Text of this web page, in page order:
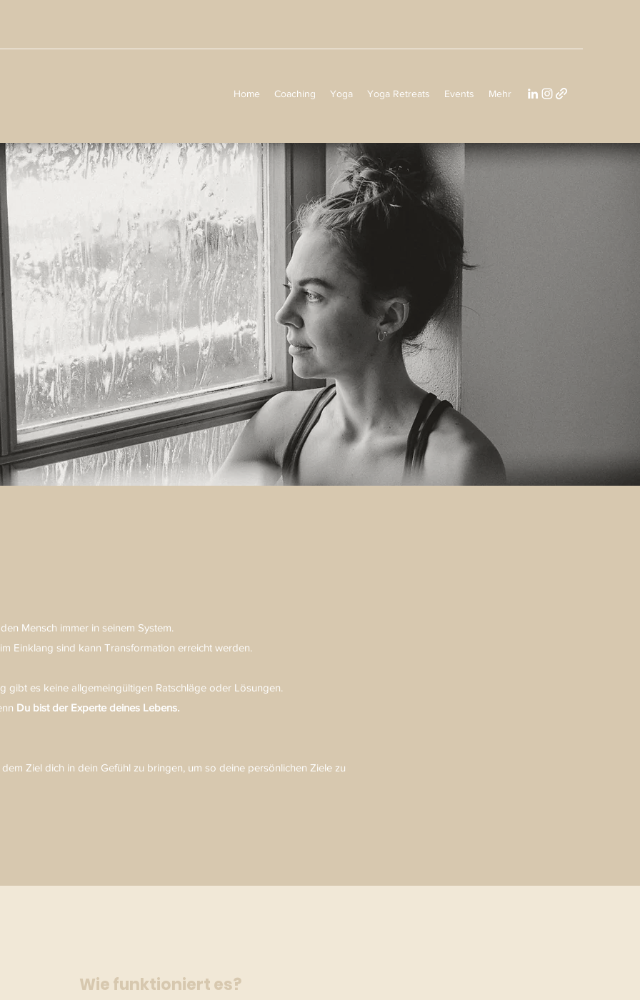
Home Coaching Yoga Yoga Retreats Events Mehr
Mensch immer in seinem System.
Einklang sind kann Transformation erreicht werden.
gibt es keine allgemeingültigen Ratschläge oder Lösungen.
Du bist der Experte deines Lebens.
Ziel dich in dein Gefühl zu bringen, um so deine persönlichen Ziele zu
Wie funktioniert es?